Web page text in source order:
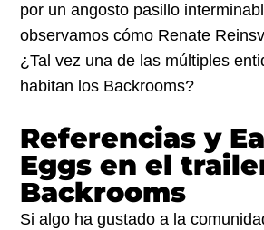
por un angosto pasillo
observamos cómo Renate
¿Tal vez una de las múltiples
habitan los Backrooms?
Referencias y
Eggs en el
Backrooms
Si algo ha gustado a la